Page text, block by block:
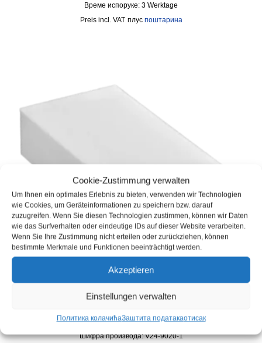
Cookie-Zustimmung verwalten
Um Ihnen ein optimales Erlebnis zu bieten, verwenden wir Technologien
wie Cookies, um Geräteinformationen zu speichern bzw. darauf
zuzugreifen. Wenn Sie diesen Technologien zustimmen, können wir Daten
wie das Surfverhalten oder eindeutige IDs auf dieser Website verarbeiten.
Wenn Sie Ihre Zustimmung nicht erteilen oder zurückziehen, können
bestimmte Merkmale und Funktionen beeinträchtigt werden.
Akzeptieren
Einstellungen verwalten
Политика колачићаЗаштита податакаотисак
Време испоруке: 3 Werktage
incl. VAT плус поштарина
В24 гумица за прљавштину 100к70к30мм
0,99 €
Шифра производа: V24-9020-1